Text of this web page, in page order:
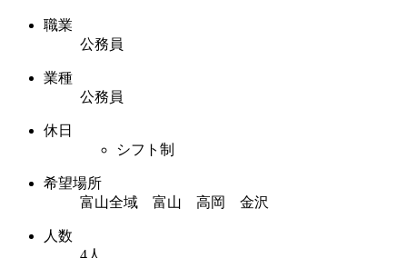
職業
公務員
業種
公務員
休日
シフト制
希望場所
富山全域 富山 高岡 金沢
人数
4人